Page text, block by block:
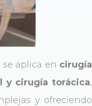
se aplica en cirugía
y cirugía torácica,
y ofreciendo